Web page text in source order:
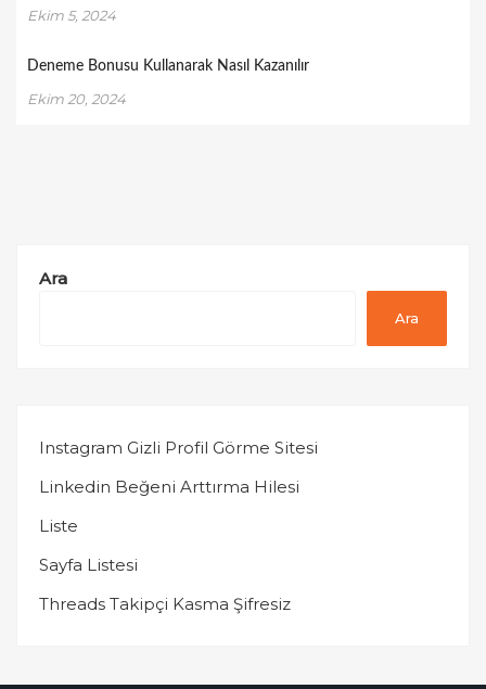
Ekim 5, 2024
Deneme Bonusu Kullanarak Nasıl Kazanılır
Ekim 20, 2024
Ara
Ara
Instagram Gizli Profil Görme Sitesi
Linkedin Beğeni Arttırma Hilesi
Liste
Sayfa Listesi
Threads Takipçi Kasma Şifresiz